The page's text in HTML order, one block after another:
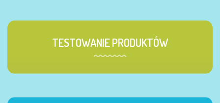
TESTOWANIE PRODUKTÓW